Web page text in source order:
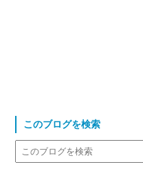
このブログを検索